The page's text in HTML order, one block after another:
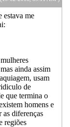
estava me
ainda assim
usam
de
que termina o
homens e
diferenças
regiões